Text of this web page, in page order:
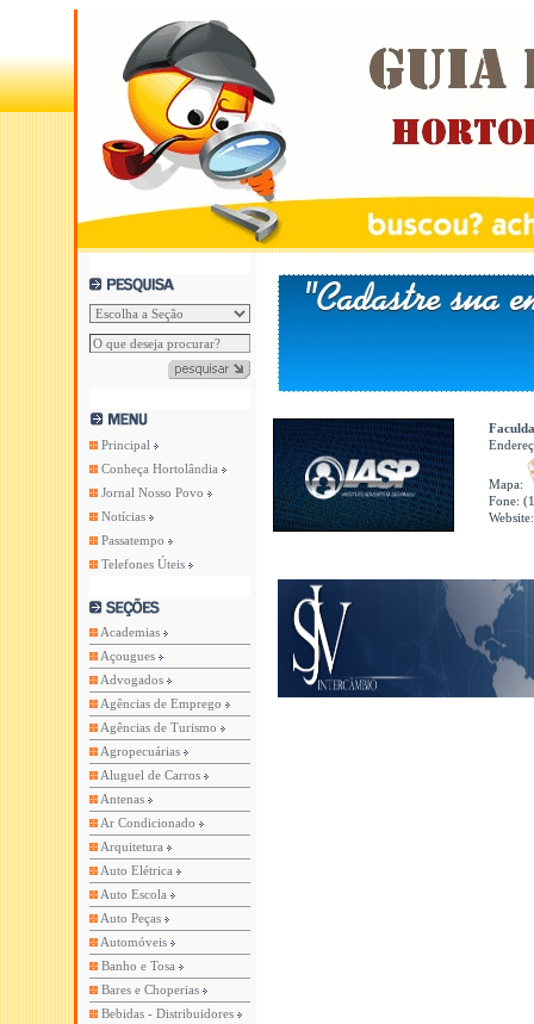
Principal
Conheça Hortolândia
Jornal Nosso Povo
Notícias
Passatempo
Telefones Úteis
Academias
Açougues
Advogados
Agências de Emprego
Agências de Turismo
Agropecuárias
Aluguel de Carros
Antenas
Ar Condicionado
Arquitetura
Auto Elétrica
Auto Escola
Auto Peças
Automóveis
Banho e Tosa
Bares e Choperias
Bebidas - Distribuidores
Mapa:
Fone: